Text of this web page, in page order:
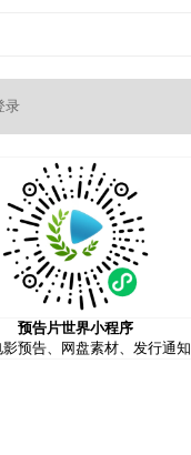
录
预告片世界小程序
预告、网盘素材、发行通知